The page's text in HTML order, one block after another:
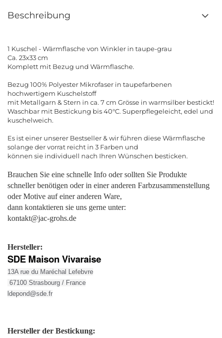
Beschreibung
1 Kuschel - Wärmflasche von Winkler in taupe-grau
Ca. 23x33 cm
Komplett mit Bezug und Wärmflasche.
Bezug 100% Polyester Mikrofaser in taupefarbenen
hochwertigem Kuschelstoff
mit Metallgarn & Stern in ca. 7 cm Grösse in warmsilber bestickt!
Waschbar mit Bestickung bis 40°C. Superpflegeleicht, edel und
kuschelweich.
Es ist einer unserer Bestseller & wir führen diese Wärmflasche
solange der vorrat reicht in 3 Farben und
können sie individuell nach Ihren Wünschen besticken.
Brauchen Sie eine schnelle Info oder sollten Sie Produkte
schneller benötigen oder in einer anderen Farbzusammenstellung
oder Motive auf einer anderen Ware,
dann kontaktieren sie uns gerne unter:
kontakt@jac-grohs.de
Hersteller:
SDE Maison Vivaraise
13A rue du Maréchal Lefebvre
67100 Strasbourg / France
ldepond@sde.fr
Hersteller der Bestickung: